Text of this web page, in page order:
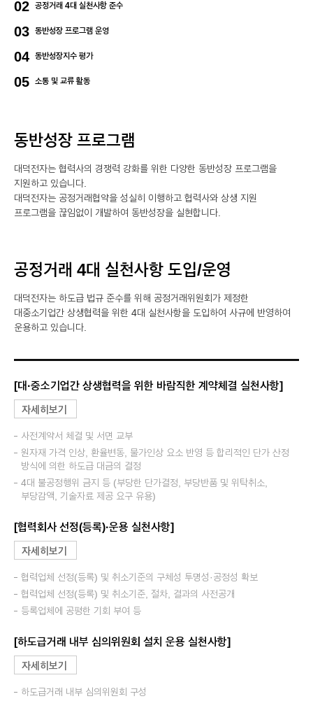
02 공정거래 4대 실천사항 준수
03 동반성장 프로그램 운영
04 동반성장지수 평가
05 소통 및 교류 활동
동반성장 프로그램
대덕전자는 협력사의 경쟁력 강화를 위한 다양한 동반성장 프로그램을
지원하고 있습니다.
대덕전자는 공정거래협약을 성실히 이행하고 협력사와 상생 지원
프로그램을 끊임없이 개발하여 동반성장을 실현합니다.
공정거래 4대 실천사항 도입/운영
대덕전자는 하도급 법규 준수를 위해 공정거래위원회가 제정한
대중소기업간 상생협력을 위한 4대 실천사항을 도입하여 사규에 반영하여
운용하고 있습니다.
[대·중소기업간 상생협력을 위한 바람직한 계약체결 실천사항]
자세히보기
사전계약서 체결 및 서면 교부
원자재 가격 인상, 환율변동, 물가인상 요소 반영 등 합리적인 단가 산정
방식에 의한 하도급 대금의 결정
4대 불공정행위 금지 등 (부당한 단가결정, 부당반품 및 위탁취소,
부당감액, 기술자료 제공 요구 유용)
[협력회사 선정(등록)·운용 실천사항]
자세히보기
협력업체 선정(등록) 및 취소기준의 구체성 투명성·공정성 확보
협력업체 선정(등록) 및 취소기준, 절차, 결과의 사전공개
등록업체에 공평한 기회 부여 등
[하도급거래 내부 심의위원회 설치 운용 실천사항]
자세히보기
하도급거래 내부 심의위원회 구성